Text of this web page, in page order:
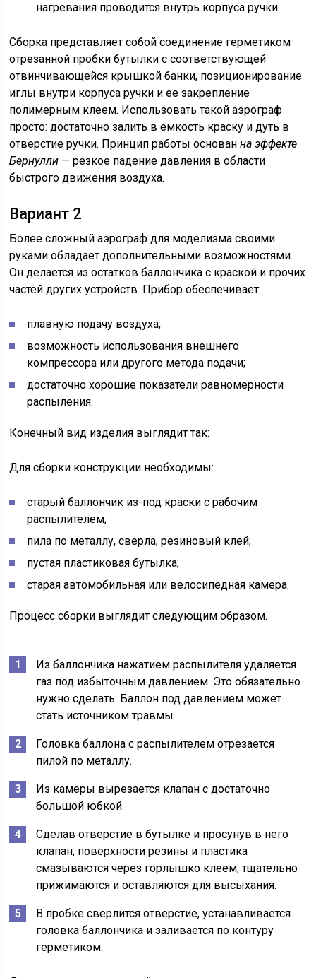
нагревания проводится внутрь корпуса ручки.
Сборка представляет собой соединение герметиком
отрезанной пробки бутылки с соответствующей
отвинчивающейся крышкой банки, позиционирование
иглы внутри корпуса ручки и ее закрепление
полимерным клеем. Использовать такой аэрограф
просто: достаточно залить в емкость краску и дуть в
отверстие ручки. Принцип работы основанна эффекте
Бернулли — резкое падение давления в области
быстрого движения воздуха.
Вариант 2
Более сложный аэрограф для моделизма своими
руками обладает дополнительными возможностями.
Он делается из остатков баллончика с краской и прочих
частей других устройств. Прибор обеспечивает:
плавную подачу воздуха;
возможность использования внешнего
компрессора или другого метода подачи;
достаточно хорошие показатели равномерности
распыления.
Конечный вид изделия выглядит так:
Для сборки конструкции необходимы:
старый баллончик из-под краски с рабочим
распылителем;
пила по металлу, сверла, резиновый клей;
пустая пластиковая бутылка;
старая автомобильная или велосипедная камера.
Процесс сборки выглядит следующим образом.
Из баллончика нажатием распылителя удаляется
газ под избыточным давлением. Это обязательно
нужно сделать. Баллон под давлением может
стать источником травмы.
Головка баллона с распылителем отрезается
пилой по металлу.
Из камеры вырезается клапан с достаточно
большой юбкой.
Сделав отверстие в бутылке и просунув в него
клапан, поверхности резины и пластика
смазываются через горлышко клеем, тщательно
прижимаются и оставляются для высыхания.
В пробке сверлится отверстие, устанавливается
головка баллончика и заливается по контуру
герметиком.